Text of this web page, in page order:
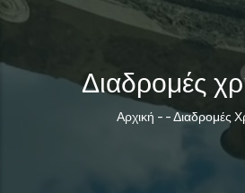
Διαδρομές
Αρχική - -Διαδρομές